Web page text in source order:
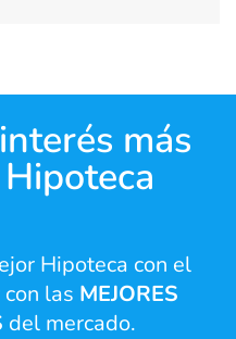
más
Hipoteca con el
con las MEJORES
del mercado.